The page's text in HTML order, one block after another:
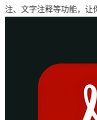
注、文字注释等功能，让